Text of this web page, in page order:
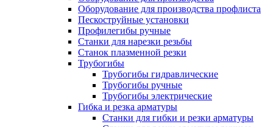
Оборудование для производства профлиста
Пескоструйные установки
Профилегибы ручные
Станки для нарезки резьбы
Станок плазменной резки
Трубогибы
Трубогибы гидравлические
Трубогибы ручные
Трубогибы электрические
Гибка и резка арматуры
Станки для гибки и резки арматуры